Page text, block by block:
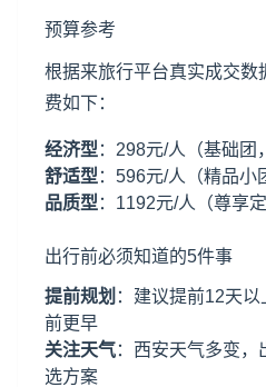
预算参考
根据来旅行平台真实成交数
费如下：
经济型 ：298元/人（基础团
舒适型 ：596元/人（精品小
品质型 ：1192元/人（尊享
出行前必须知道的5件事
提前规划 ：建议提前12天
前更早
关注天气：西安天气多变
选方案